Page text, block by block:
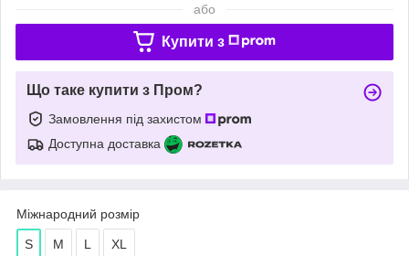
або
Купити з
Що таке купити з Пром?
Замовлення під захистом
Доступна доставка
Міжнародний розмір
S M L XL